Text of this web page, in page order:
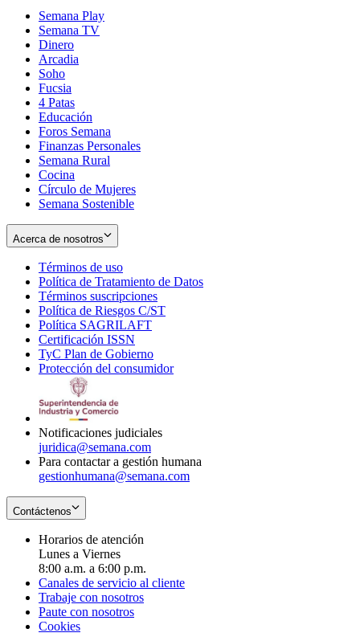
Semana Play
Semana TV
Dinero
Arcadia
Soho
in
new
window
Fucsia
in
new
window
4 Patas
Educación
Foros Semana
Finanzas Personales
Semana Rural
Cocina
Círculo de Mujeres
Semana Sostenible
Acerca de nosotros
Términos de uso
in
new
window
Política de Tratamiento de Datos
Términos suscripciones
in
Política de Riesgos C/ST
Política SAGRILAFT
new
window
Certificación ISSN
in
new
TyC Plan de Gobierno
in
Protección del consumidorOpens
Notificaciones judiciales
juridica@semana.com
Para contactar a gestión humana
gestionhumana@semana.com
Contáctenos
Horarios de atención
Lunes a Viernes
8:00 a.m. a 6:00 p.m.
Canales de servicio al cliente
Trabaje con nosotros
Paute con nosotros
Cookies